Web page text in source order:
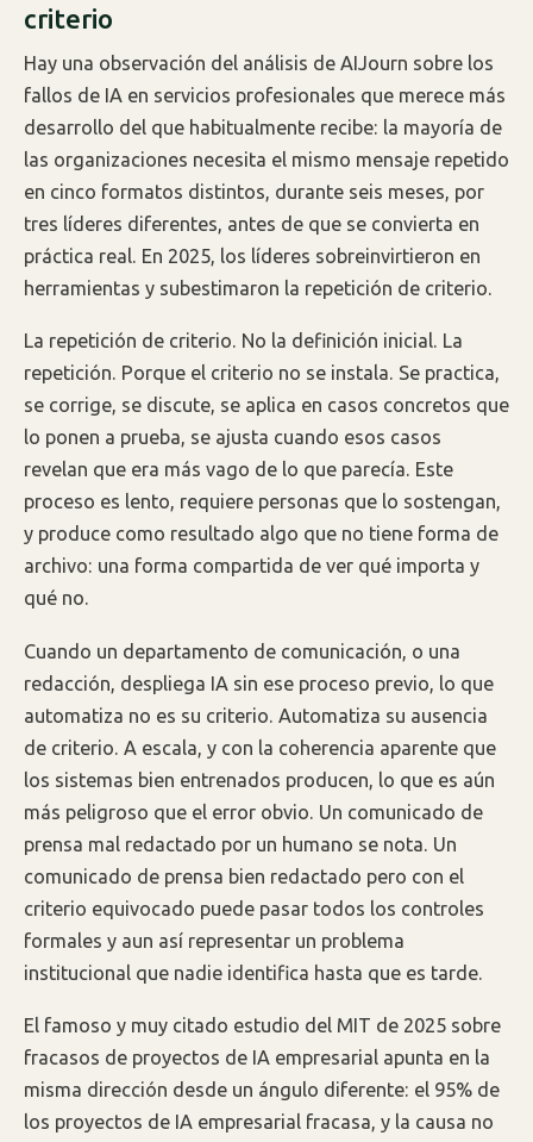
criterio
Hay una observación del análisis de AIJourn sobre los
fallos de IA en servicios profesionales que merece más
desarrollo del que habitualmente recibe: la mayoría de
las organizaciones necesita el mismo mensaje repetido
en cinco formatos distintos, durante seis meses, por
tres líderes diferentes, antes de que se convierta en
práctica real. En 2025, los líderes sobreinvirtieron en
herramientas y subestimaron la repetición de criterio.
La repetición de criterio. No la definición inicial. La
repetición. Porque el criterio no se instala. Se practica,
se corrige, se discute, se aplica en casos concretos que
lo ponen a prueba, se ajusta cuando esos casos
revelan que era más vago de lo que parecía. Este
proceso es lento, requiere personas que lo sostengan,
y produce como resultado algo que no tiene forma de
archivo: una forma compartida de ver qué importa y
qué no.
Cuando un departamento de comunicación, o una
redacción, despliega IA sin ese proceso previo, lo que
automatiza no es su criterio. Automatiza su ausencia
de criterio. A escala, y con la coherencia aparente que
los sistemas bien entrenados producen, lo que es aún
más peligroso que el error obvio. Un comunicado de
prensa mal redactado por un humano se nota. Un
comunicado de prensa bien redactado pero con el
criterio equivocado puede pasar todos los controles
formales y aun así representar un problema
institucional que nadie identifica hasta que es tarde.
El famoso y muy citado estudio del MIT de 2025 sobre
fracasos de proyectos de IA empresarial apunta en la
misma dirección desde un ángulo diferente: el 95% de
los proyectos de IA empresarial fracasa, y la causa no